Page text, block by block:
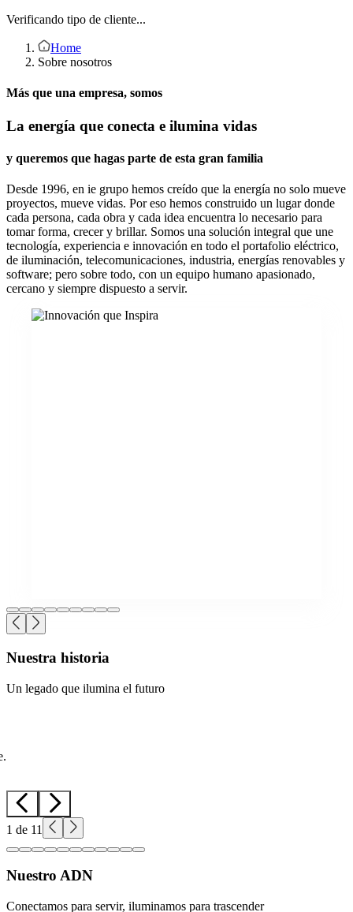
Verificando tipo de cliente...
Home
Sobre nosotros
Más que una empresa, somos
La energía que conecta e ilumina vidas
y queremos que hagas parte de esta gran familia
Desde 1996, en ie grupo hemos creído que la energía no solo mueve
proyectos, mueve vidas. Por eso hemos construido un lugar donde
cada persona, cada obra y cada idea encuentra lo necesario para
tomar forma, crecer y brillar. Somos una solución integral que une
tecnología, experiencia e innovación en todo el portafolio eléctrico,
de iluminación, telecomunicaciones, industria, energías renovables y
software; pero sobre todo, con un equipo humano apasionado,
cercano y siempre dispuesto a servir.
Nuestra historia
Un legado que ilumina el futuro
1 de 11
Nuestro ADN
Conectamos para servir, iluminamos para trascender